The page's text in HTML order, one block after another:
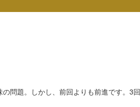
問題。しかし、前回よりも前進です。3